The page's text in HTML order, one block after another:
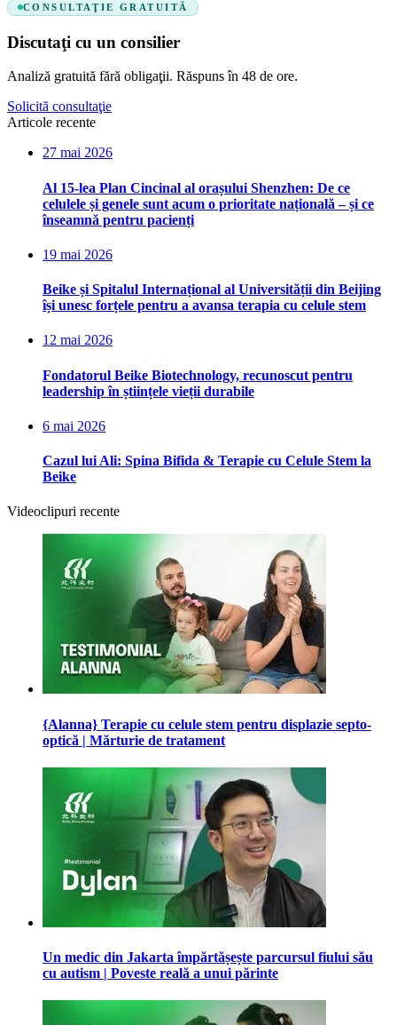
CONSULTAŢIE GRATUITĂ
Discutaţi cu un consilier
Analiză gratuită fără obligaţii. Răspuns în 48 de ore.
Solicită consultaţie
Articole recente
27 mai 2026
Al 15-lea Plan Cincinal al orașului Shenzhen: De ce
celulele și genele sunt acum o prioritate națională – și ce
înseamnă pentru pacienți
19 mai 2026
Beike și Spitalul Internațional al Universității din Beijing
își unesc forțele pentru a avansa terapia cu celule stem
12 mai 2026
Fondatorul Beike Biotechnology, recunoscut pentru
leadership în științele vieții durabile
6 mai 2026
Cazul lui Ali: Spina Bifida & Terapie cu Celule Stem la
Beike
Videoclipuri recente
{Alanna} Terapie cu celule stem pentru displazie septo-
optică | Mărturie de tratament
Un medic din Jakarta împărtășește parcursul fiului său
cu autism | Poveste reală a unui părinte